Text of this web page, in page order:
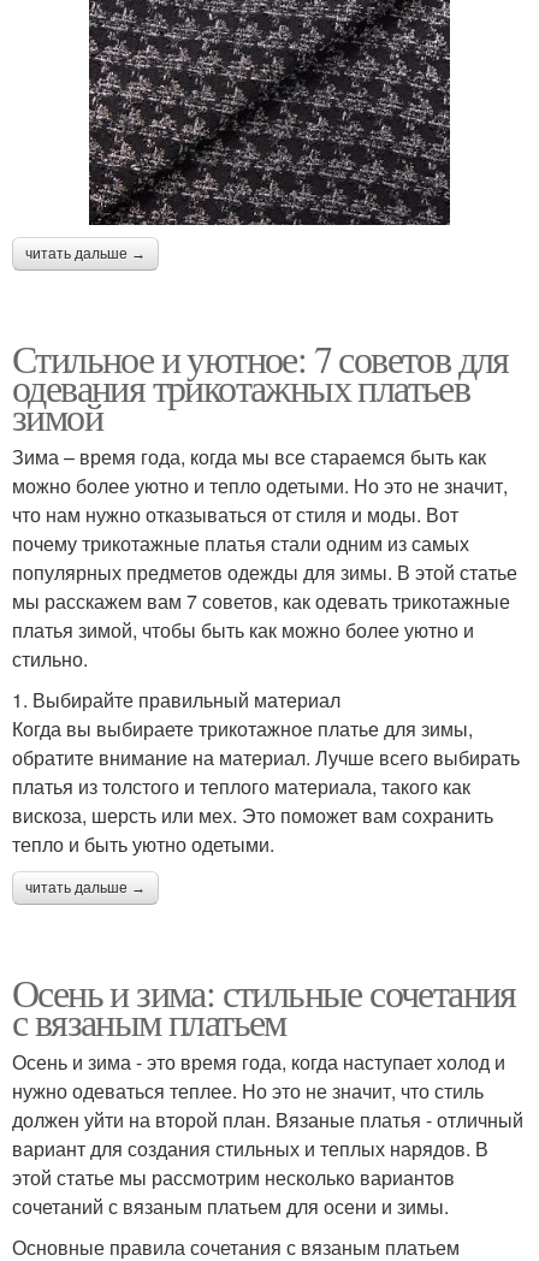
читать дальше →
Стильное и уютное: 7 советов для
одевания трикотажных платьев
зимой
Зима – время года, когда мы все стараемся быть как
можно более уютно и тепло одетыми. Но это не значит,
что нам нужно отказываться от стиля и моды. Вот
почему трикотажные платья стали одним из самых
популярных предметов одежды для зимы. В этой статье
мы расскажем вам 7 советов, как одевать трикотажные
платья зимой, чтобы быть как можно более уютно и
стильно.
1. Выбирайте правильный материал
Когда вы выбираете трикотажное платье для зимы,
обратите внимание на материал. Лучше всего выбирать
платья из толстого и теплого материала, такого как
вискоза, шерсть или мех. Это поможет вам сохранить
тепло и быть уютно одетыми.
читать дальше →
Осень и зима: стильные сочетания
с вязаным платьем
Осень и зима - это время года, когда наступает холод и
нужно одеваться теплее. Но это не значит, что стиль
должен уйти на второй план. Вязаные платья - отличный
вариант для создания стильных и теплых нарядов. В
этой статье мы рассмотрим несколько вариантов
сочетаний с вязаным платьем для осени и зимы.
Основные правила сочетания с вязаным платьем